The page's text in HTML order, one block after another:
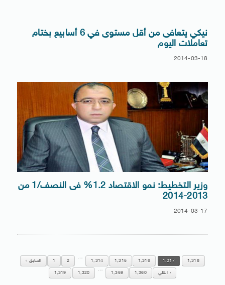
نيكي يتعافى من أقل مستوى في 6 أسابيع بختام
تعاملات اليوم
2014-03-18
وزير التخطيط: نمو الاقتصاد 1.2% فى النصف/1 من
2013-2014
2014-03-17
السابق 1 2
…
1,314 1,315 1,316 1,317 1,318
1,319 1,320
…
1,359 1,360 التالي